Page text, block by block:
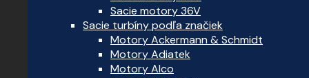
Sacie motory 36V
Sacie turbíny podľa značiek
Motory Ackermann & Schmidt
Motory Adiatek
Motory Alco